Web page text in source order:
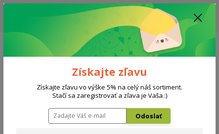
ZĽAVA: VŠETKY VYSTAVENÉ POSTELE ZA 400€ - CENA MATRACU A ROŠTU
PODĽA VÝBERU / DODACIA LEHOTA JE AKTUÁLNE 10-15 PRACOVNÝCH
Menu
0908 777 700 Po-So: 10-18 hod.
0
Postele Terra
Získajte zľavu
Získajte zľavu vo výške 5% na celý náš sortiment.
Stačí sa zaregistrovať a zľava je Vaša :)
Odoslať